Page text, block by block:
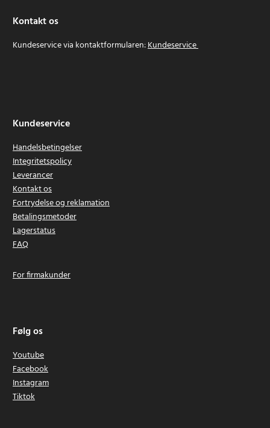
Kontakt os
Kundeservice via kontaktformularen:Kundeservice
Kundeservice
Handelsbetingelser
Integritetspolicy
Leverancer
Kontakt os
Fortrydelse og reklamation
Betalingsmetoder
Lagerstatus
FAQ
For firmakunder
Følg os
Youtube
Facebook
Instagram
Tiktok